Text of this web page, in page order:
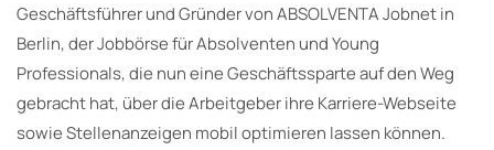
Geschäftsführer und Gründer von ABSOLVENTA Jobnet in
Berlin, der Jobbörse für Absolventen und Young
Professionals, die nun eine Geschäftssparte auf den Weg
gebracht hat, über die Arbeitgeber ihre Karriere-Webseite
sowie Stellenanzeigen mobil optimieren lassen können.